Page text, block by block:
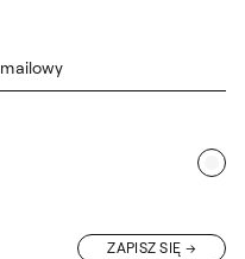
ZAPISZ SIĘ